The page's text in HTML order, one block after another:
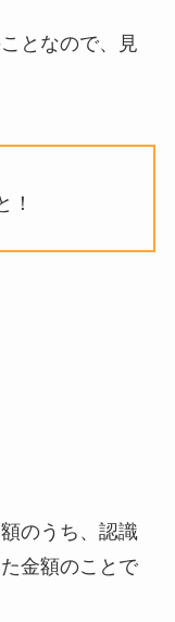
となので、見
！
のうち、認識
金額のこと で